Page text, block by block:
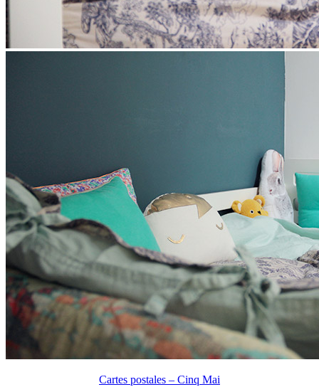
Cartes postales – Cinq Mai